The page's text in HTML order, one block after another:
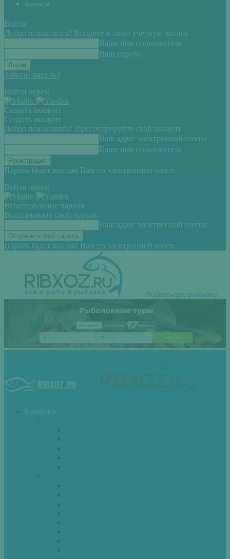
Контакты
Войти
Добро пожаловать! Войдите в свою учётную запись
Ваше имя пользователя
Ваш пароль
Забыли пароль?
Войти через:
Создать аккаунт
Создать аккаунт
Добро пожаловать! Зарегистрируйте свой аккаунт
Ваш адрес электронной почты
Ваше имя пользователя
Пароль будет выслан Вам по электронной почте.
Войти через:
Всоатновление пароля
Восстановите свой пароль
Ваш адрес электронной почты
Пароль будет выслан Вам по электронной почте.
Рыбхоз-про рыбалку
О рыбалке